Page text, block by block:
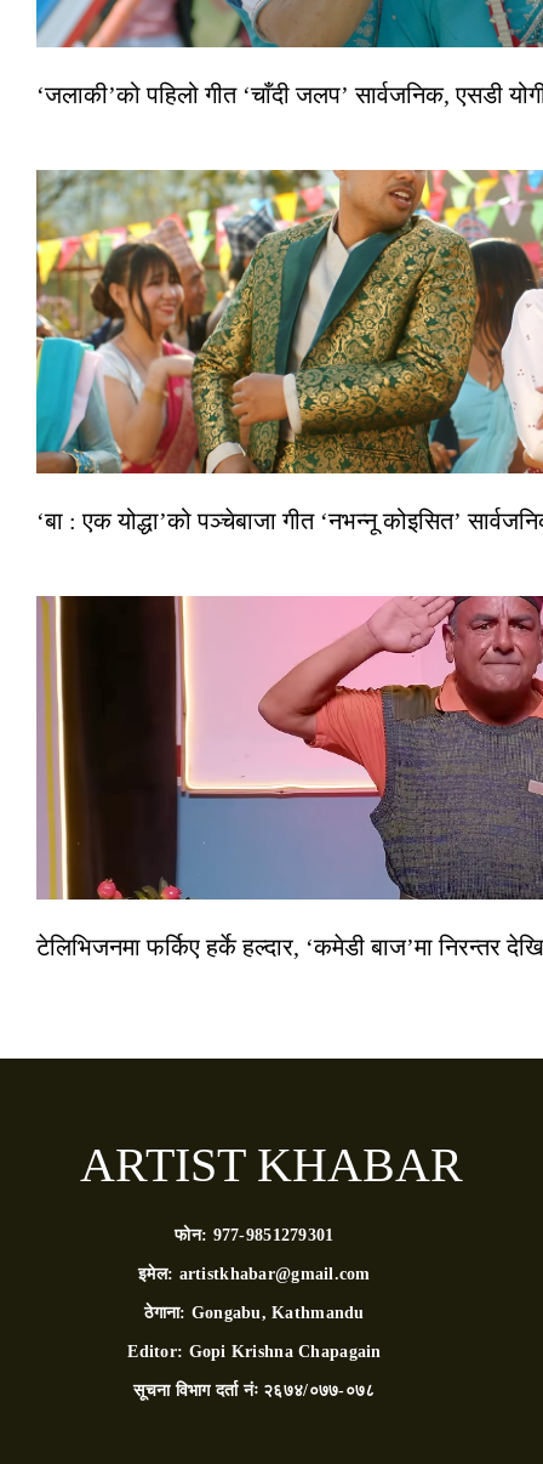
‘जलाकी’को पहिलो गीत ‘चाँदी जलप’ सार्वजनिक, एसडी
‘बा : एक योद्धा’को पञ्चेबाजा गीत ‘नभन्नू कोइसित’
टेलिभिजनमा फर्किए हर्के हल्दार, ‘कमेडी बाज’मा निरन्तर
ARTIST KHABAR
फोन: 977-9851279301
इमेल: artistkhabar@gmail.com
ठेगाना: Gongabu, Kathmandu
Editor: Gopi Krishna Chapagain
सूचना विभाग दर्ता नंः २६७४/०७७-०७८